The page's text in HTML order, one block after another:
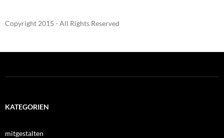
Copyright 2015 - All Rights Reserved
KATEGORIEN
mitgestalten